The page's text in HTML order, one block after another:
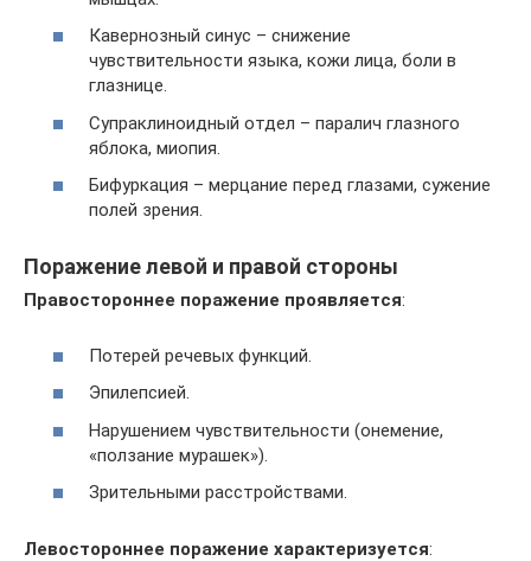
Кавернозный синус – снижение
чувствительности языка, кожи лица, боли в
глазнице.
Супраклиноидный отдел – паралич глазного
яблока, миопия.
Бифуркация – мерцание перед глазами, сужение
полей зрения.
Поражение левой и правой стороны
Правостороннее поражение проявляется:
Потерей речевых функций.
Эпилепсией.
Нарушением чувствительности (онемение,
«ползание мурашек»).
Зрительными расстройствами.
Левостороннее поражение характеризуется: